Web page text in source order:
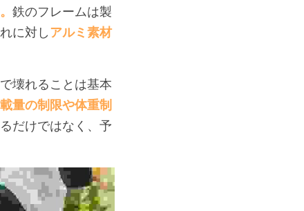
鉄のフレームは製
に対し アルミ素材
壊れることは基本
量の制限や体重制
だけではなく、予